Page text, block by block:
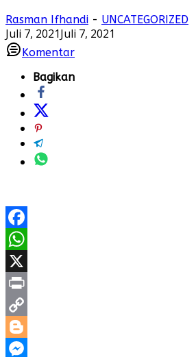
Rasman Ifhandi - UNCATEGORIZED
Juli 7, 2021Juli 7, 2021
Komentar
Bagikan
Facebook
WhatsApp
X
Print
Copy
Link
Blogger